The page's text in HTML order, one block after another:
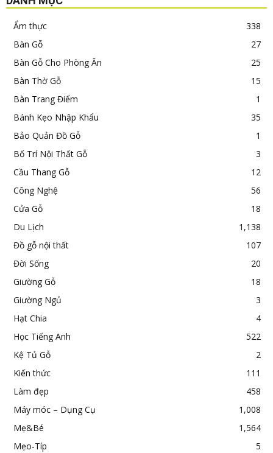
Ẩm thực
338
Bàn Gỗ
27
Bàn Gỗ Cho Phòng Ăn
25
Bàn Thờ Gỗ
15
Bàn Trang Điểm
1
Bánh Kẹo Nhập Khẩu
35
Bảo Quản Đồ Gỗ
1
Bố Trí Nội Thất Gỗ
3
Cầu Thang Gỗ
12
Công Nghệ
56
Cửa Gỗ
18
Du Lịch
1,138
Đồ gỗ nội thất
107
Đời Sống
20
Giường Gỗ
18
Giường Ngủ
3
Hạt Chia
4
Học Tiếng Anh
522
Kệ Tủ Gỗ
2
Kiến thức
111
Làm đẹp
458
Máy móc – Dụng Cụ
1,008
Mẹ&Bé
1,564
Mẹo-Típ
5